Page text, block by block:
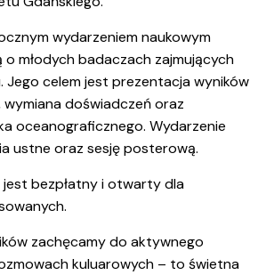
wydarzeniem naukowym
młodych badaczach zajmujących
Jego celem jest prezentacja wyników
doświadczeń oraz
oceanograficznego. Wydarzenie
ustne oraz sesję posterową.
jest bezpłatny i otwarty dla
zachęcamy do aktywnego
kuluarowych – to świetna